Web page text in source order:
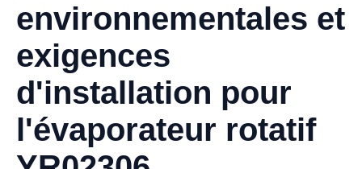
environnementales et
exigences
d'installation pour
l'évaporateur rotatif